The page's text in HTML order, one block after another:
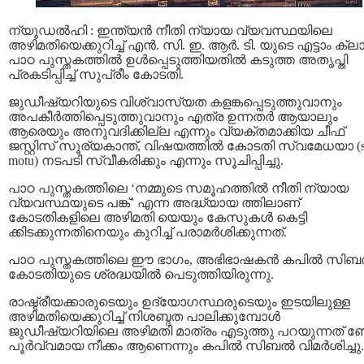
ന്യൂഡൽഹി : ഇന്ത്യൻ നീതി ന്യായ വ്യവസ്ഥയിലെ
അഴിമതിയെക്കുറിച്ച് എൻ. സി. ഇ. ആർ. ടി. യുടെ എട്ടാം
പാഠ പുസ്തകത്തിൽ ഉൾപ്പെടുത്തിയതിൽ കടുത്ത അതൃപ്തി
പ്രകടിപ്പിച്ച് സുപ്രീം കോടതി.
ജുഡീഷ്യറിയുടെ വിശ്വാസ്യത കളങ്കപ്പെടുത്തുവാനും
അപകീർത്തിപ്പെടുത്തുവാനും എത്ര ഉന്നതർ ആയാലും
ആരെയും അനുവദിക്കില്ല എന്നും വ്യക്തമാക്കിയ ചീഫ്
ജസ്റ്റിസ് സൂര്യകാന്ത്, വിഷയത്തിൽ കോടതി സ്വമേധയാ
motu) നടപടി സ്വീകരിക്കും എന്നും സൂചിപ്പിച്ചു.
പാഠ പുസ്തകത്തിലെ ‘നമ്മുടെ സമൂഹത്തിൽ നീതി ന്യായ
വ്യവസ്ഥയുടെ പങ്ക്’ എന്ന അദ്ധ്യായ ത്തിലാണ്
കോടതികളിലെ അഴിമതി യെയും കേസുകൾ കെട്ടി
ക്കിടക്കുന്നതിനെയും കുറിച്ച് പരാമർശിക്കുന്നത്.
പാഠ പുസ്തകത്തിലെ ഈ ഭാഗം, അഭിഭാഷകൻ കപിൽ
കോടതിയുടെ ശ്രദ്ധയിൽ പെടുത്തിയിരുന്നു.
രാഷ്ട്രീയക്കാരുടെയും ഉദ്യോഗസ്ഥരുടെയും ഇടയിലുള്ള
അഴിമതിയെക്കുറിച്ച് നിശബ്ദത പാലിക്കുമ്പോൾ
ജുഡീഷ്യറിയിലെ അഴിമതി മാത്രം എടുത്തു പറയുന്നത്
പൂർവ്വമായ നീക്കം ആണെന്നും കപിൽ സിബൽ വിമർശിച്ചു.